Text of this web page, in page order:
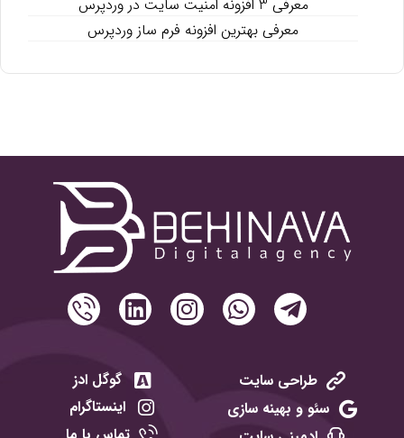
معرفی 3 افزونه امنیت سایت در وردپرس
معرفی بهترین افزونه فرم ساز وردپرس
طراحی سایت
سئو و بهینه سازی
گوگل ادز
اینستاگرام